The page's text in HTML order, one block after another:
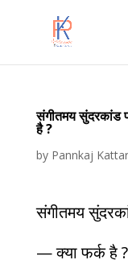
संगीतमय सुंदरकांड
है ?
by Pannkaj
संगीतमय
— क्या फर्क है